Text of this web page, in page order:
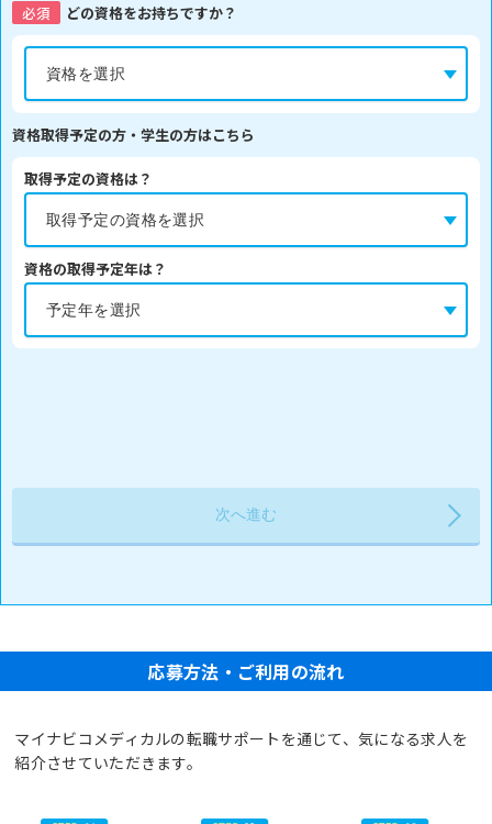
必須 どの資格をお持ちですか？
資格取得予定の方・学生の方はこちら
取得予定の資格は？
資格の取得予定年は？
応募方法・ご利用の流れ
マイナビコメディカルの転職サポートを通じて、気になる求人を
紹介させていただきます。